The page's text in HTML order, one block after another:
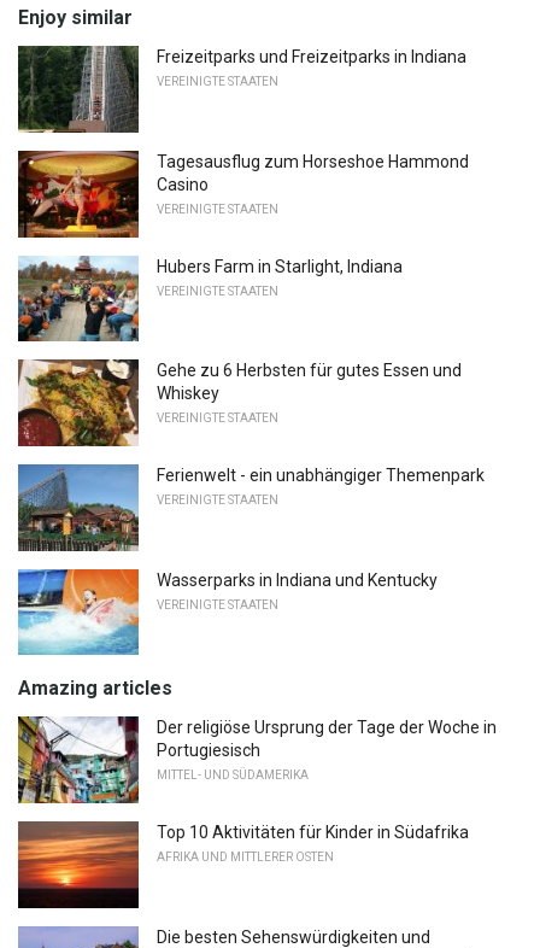
Enjoy similar
Freizeitparks und Freizeitparks in Indiana
VEREINIGTE STAATEN
Tagesausflug zum Horseshoe Hammond
Casino
VEREINIGTE STAATEN
Hubers Farm in Starlight, Indiana
VEREINIGTE STAATEN
Gehe zu 6 Herbsten für gutes Essen und
Whiskey
VEREINIGTE STAATEN
Ferienwelt - ein unabhängiger Themenpark
VEREINIGTE STAATEN
Wasserparks in Indiana und Kentucky
VEREINIGTE STAATEN
Amazing articles
Der religiöse Ursprung der Tage der Woche in
Portugiesisch
MITTEL- UND SÜDAMERIKA
Top 10 Aktivitäten für Kinder in Südafrika
AFRIKA UND MITTLERER OSTEN
Die besten Sehenswürdigkeiten und